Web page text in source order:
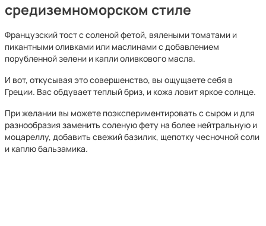
средиземноморском стиле
Французский тост с соленой фетой, вялеными томатами и
пикантными оливками или маслинами с добавлением
порубленной зелени и капли оливкового масла.
И вот, откусывая это совершенство, вы ощущаете себя в
Греции. Вас обдувает теплый бриз, и кожа ловит яркое солнце.
При желании вы можете поэкспериментировать с сыром и для
разнообразия заменить соленую фету на более нейтральную и
моцареллу, добавить свежий базилик, щепотку чесночной соли
и каплю бальзамика.